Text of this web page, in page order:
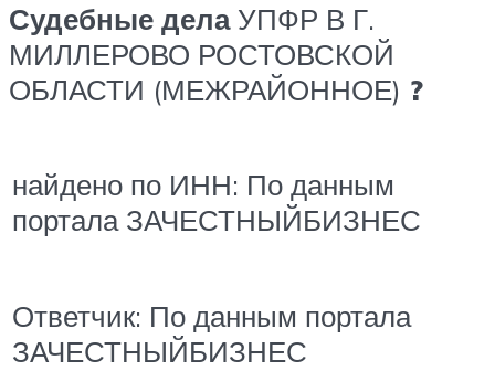
Судебные делаУПФР В Г.
МИЛЛЕРОВО РОСТОВСКОЙ
ОБЛАСТИ (МЕЖРАЙОННОЕ) ?
найдено по ИНН: По данным
портала ЗАЧЕСТНЫЙБИЗНЕС
Ответчик: По данным портала
ЗАЧЕСТНЫЙБИЗНЕС